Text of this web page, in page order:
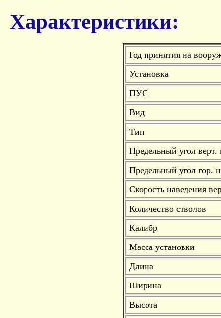
Характеристики:
Год принятия на
Установка
ПУС
Вид
Тип
Предельный угол верт.
Предельный угол гор.
Скорость наведения
Количество стволов
Калибр
Масса установки
Длина
Ширина
Высота